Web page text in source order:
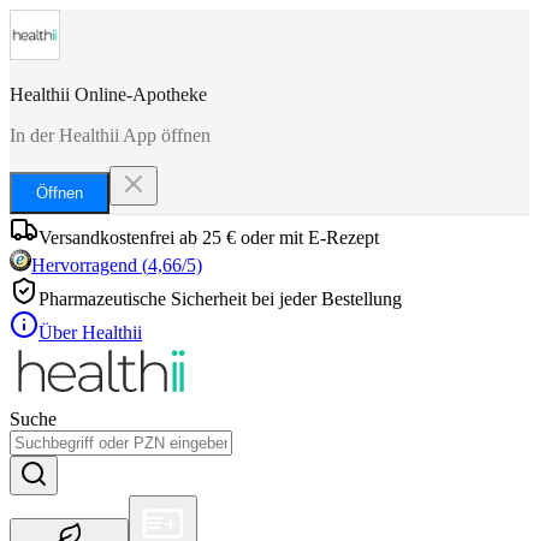
Healthii Online-Apotheke
In der Healthii App öffnen
Öffnen
Versandkostenfrei ab 25 € oder mit E-Rezept
Hervorragend (4,66/5)
Pharmazeutische Sicherheit bei jeder Bestellung
Über Healthii
Suche